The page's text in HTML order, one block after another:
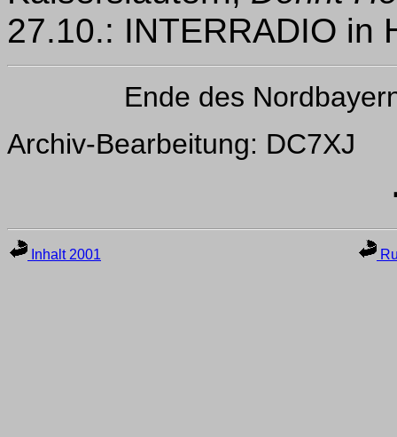
27.10.: INTERRADIO in
Ende des
Archiv-Bearbeitung: DC7XJ
Inhalt 2001